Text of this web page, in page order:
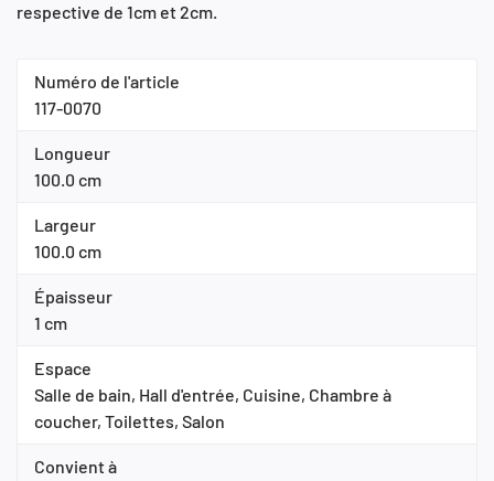
respective de 1cm et 2cm.
Numéro de l'article
117-0070
Longueur
100.0 cm
Largeur
100.0 cm
Épaisseur
1 cm
Espace
Salle de bain, Hall d'entrée, Cuisine, Chambre à
coucher, Toilettes, Salon
Convient à